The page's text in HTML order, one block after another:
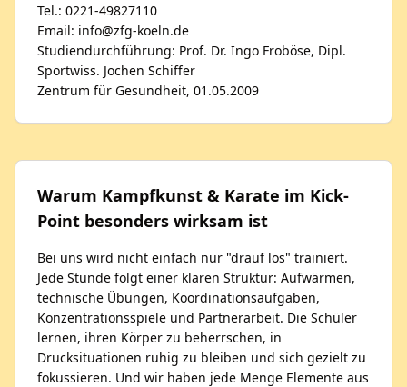
Tel.: 0221-49827110
Email: info@zfg-koeln.de
Studiendurchführung: Prof. Dr. Ingo Froböse, Dipl.
Sportwiss. Jochen Schiffer
Zentrum für Gesundheit, 01.05.2009
Warum Kampfkunst & Karate im Kick-
Point besonders wirksam ist
Bei uns wird nicht einfach nur "drauf los" trainiert.
Jede Stunde folgt einer klaren Struktur: Aufwärmen,
technische Übungen, Koordinationsaufgaben,
Konzentrationsspiele und Partnerarbeit. Die Schüler
lernen, ihren Körper zu beherrschen, in
Drucksituationen ruhig zu bleiben und sich gezielt zu
fokussieren. Und wir haben jede Menge Elemente aus